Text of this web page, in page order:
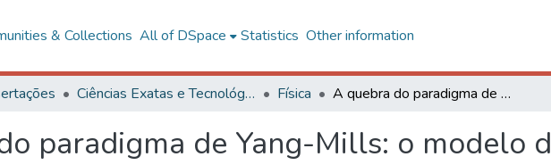
& Collections All of DSpace Statistics Other information
Ciências Exatas e Tecnológicas Física A quebra do paradigma de Yang-Mills: o modelo de Jackiw-Pi
paradigma de Yang-Mills: o modelo